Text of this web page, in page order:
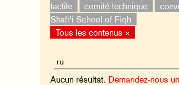
tactile
comité technique
Shafi’i School of Fiqh
Tous les contenus ×
Aucun résultat. Demandez-nous